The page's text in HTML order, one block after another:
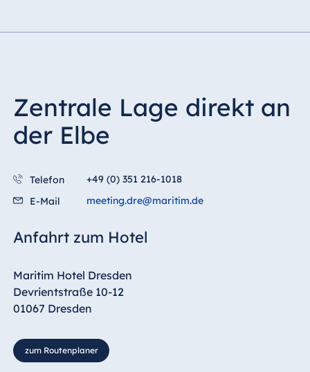
Zentrale Lage direkt an
der Elbe
Telefon
+49 (0) 351 216-1018
E-Mail
meeting.dre@maritim.de
Anfahrt zum Hotel
Maritim Hotel Dresden
Devrientstraße 10-12
01067 Dresden
zum Routenplaner